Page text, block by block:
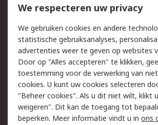
Bestellen
Track & Trace
Wettelijk
Cookiebeleid
Email
Privacybeleid
Algemene
verkoopvoorwaarden
We respecteren uw privacy
We gebruiken cookies en andere
statistische gebruiksanalyses,
advertenties weer te geven op websites
Door op "Alles accepteren" te klikken,
toestemming voor de verwerking van
cookies. U kunt uw cookies selecteren
"Beheer cookies". Als u dit niet wilt, klikt
weigeren". Dit kan de toegang tot
beperken. Meer informatie vindt u in ons